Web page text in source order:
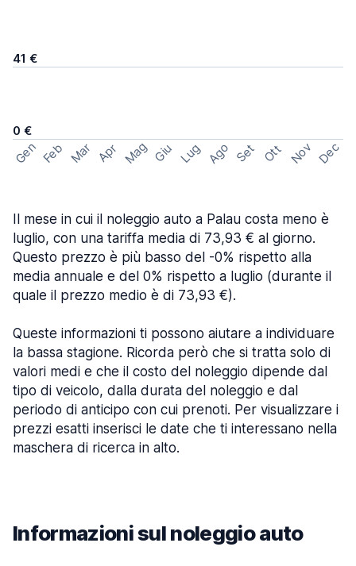
41 €
0 €
Gen Feb Mar Apr Mag Giu Lug Ago Set Ott Nov Dec
Il mese in cui il noleggio auto a Palau costa meno è
luglio, con una tariffa media di 73,93 € al giorno.
Questo prezzo è più basso del -0% rispetto alla
media annuale e del 0% rispetto a luglio (durante il
quale il prezzo medio è di 73,93 €).
Queste informazioni ti possono aiutare a individuare
la bassa stagione. Ricorda però che si tratta solo di
valori medi e che il costo del noleggio dipende dal
tipo di veicolo, dalla durata del noleggio e dal
periodo di anticipo con cui prenoti. Per visualizzare i
prezzi esatti inserisci le date che ti interessano nella
maschera di ricerca in alto.
Informazioni sul noleggio auto